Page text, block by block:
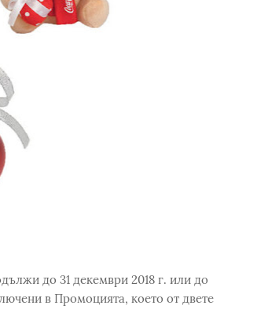
до 31 декември 2018 г. или до
в Промоцията, което от двете